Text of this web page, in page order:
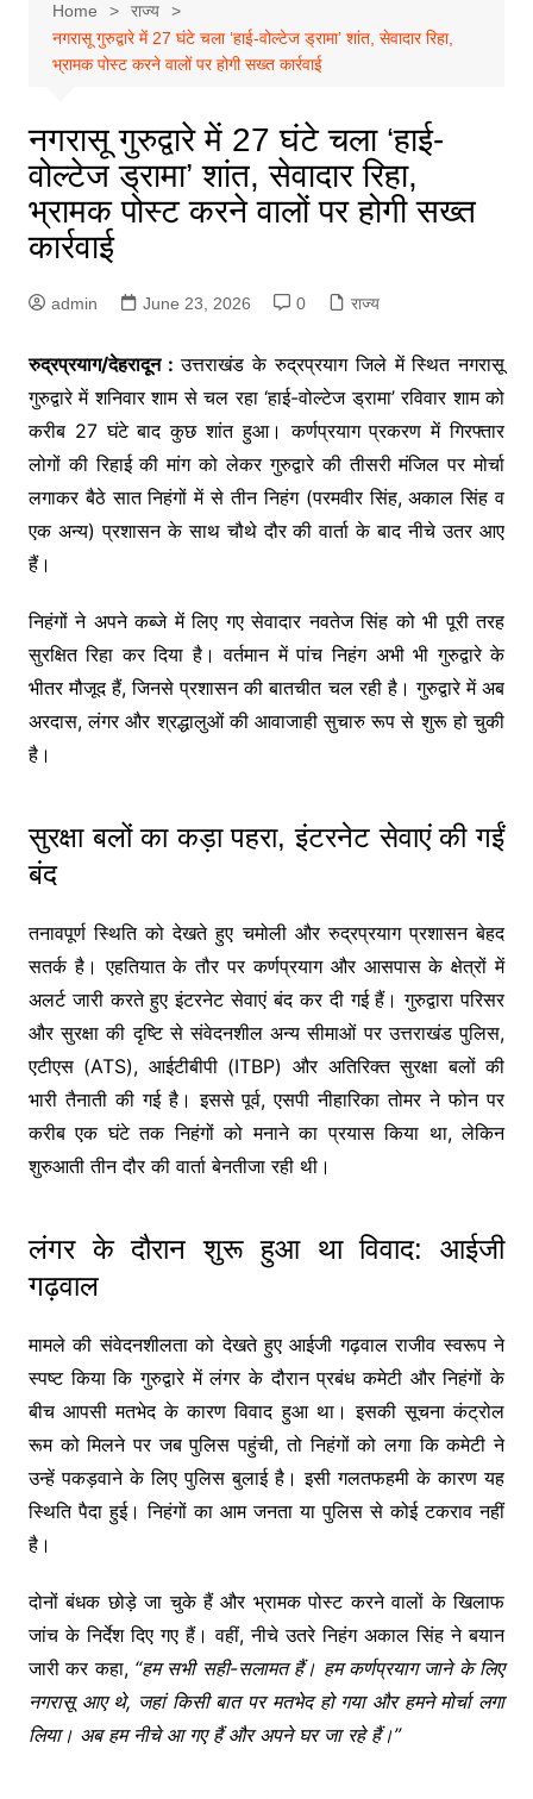
Home
राज्य
नगरासू गुरुद्वारे में 27 घंटे चला ‘हाई-वोल्टेज ड्रामा’ शांत, सेवादार रिहा,
भ्रामक पोस्ट करने वालों पर होगी सख्त कार्रवाई
नगरासू गुरुद्वारे में 27 घंटे चला ‘हाई-
वोल्टेज ड्रामा’ शांत, सेवादार रिहा,
भ्रामक पोस्ट करने वालों पर होगी सख्त
कार्रवाई
admin June 23, 2026 0 राज्य
रुद्रप्रयाग/देहरादून : उत्तराखंड के रुद्रप्रयाग जिले में स्थित नगरासू
गुरुद्वारे में शनिवार शाम से चल रहा ‘हाई-वोल्टेज ड्रामा’ रविवार शाम को
करीब 27 घंटे बाद कुछ शांत हुआ। कर्णप्रयाग प्रकरण में गिरफ्तार
लोगों की रिहाई की मांग को लेकर गुरुद्वारे की तीसरी मंजिल पर मोर्चा
लगाकर बैठे सात निहंगों में से तीन निहंग (परमवीर सिंह, अकाल सिंह व
एक अन्य) प्रशासन के साथ चौथे दौर की वार्ता के बाद नीचे उतर आए
हैं।
निहंगों ने अपने कब्जे में लिए गए सेवादार नवतेज सिंह को भी पूरी तरह
सुरक्षित रिहा कर दिया है। वर्तमान में पांच निहंग अभी भी गुरुद्वारे के
भीतर मौजूद हैं, जिनसे प्रशासन की बातचीत चल रही है। गुरुद्वारे में अब
अरदास, लंगर और श्रद्धालुओं की आवाजाही सुचारु रूप से शुरू हो चुकी
है।
सुरक्षा बलों का कड़ा पहरा, इंटरनेट सेवाएं की गईं
बंद
तनावपूर्ण स्थिति को देखते हुए चमोली और रुद्रप्रयाग प्रशासन बेहद
सतर्क है। एहतियात के तौर पर कर्णप्रयाग और आसपास के क्षेत्रों में
अलर्ट जारी करते हुए इंटरनेट सेवाएं बंद कर दी गई हैं। गुरुद्वारा परिसर
और सुरक्षा की दृष्टि से संवेदनशील अन्य सीमाओं पर उत्तराखंड पुलिस,
एटीएस (ATS), आईटीबीपी (ITBP) और अतिरिक्त सुरक्षा बलों की
भारी तैनाती की गई है। इससे पूर्व, एसपी नीहारिका तोमर ने फोन पर
करीब एक घंटे तक निहंगों को मनाने का प्रयास किया था, लेकिन
शुरुआती तीन दौर की वार्ता बेनतीजा रही थी।
लंगर के दौरान शुरू हुआ था विवाद: आईजी
गढ़वाल
मामले की संवेदनशीलता को देखते हुए आईजी गढ़वाल राजीव स्वरूप ने
स्पष्ट किया कि गुरुद्वारे में लंगर के दौरान प्रबंध कमेटी और निहंगों के
बीच आपसी मतभेद के कारण विवाद हुआ था। इसकी सूचना कंट्रोल
रूम को मिलने पर जब पुलिस पहुंची, तो निहंगों को लगा कि कमेटी ने
उन्हें पकड़वाने के लिए पुलिस बुलाई है। इसी गलतफहमी के कारण यह
स्थिति पैदा हुई। निहंगों का आम जनता या पुलिस से कोई टकराव नहीं
है।
दोनों बंधक छोड़े जा चुके हैं और भ्रामक पोस्ट करने वालों के खिलाफ
जांच के निर्देश दिए गए हैं। वहीं, नीचे उतरे निहंग अकाल सिंह ने बयान
जारी कर कहा, “हम सभी सही-सलामत हैं। हम कर्णप्रयाग जाने के लिए
नगरासू आए थे, जहां किसी बात पर मतभेद हो गया और हमने मोर्चा लगा
लिया। अब हम नीचे आ गए हैं और अपने घर जा रहे हैं।”